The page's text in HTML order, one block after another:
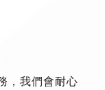
，我們會耐心